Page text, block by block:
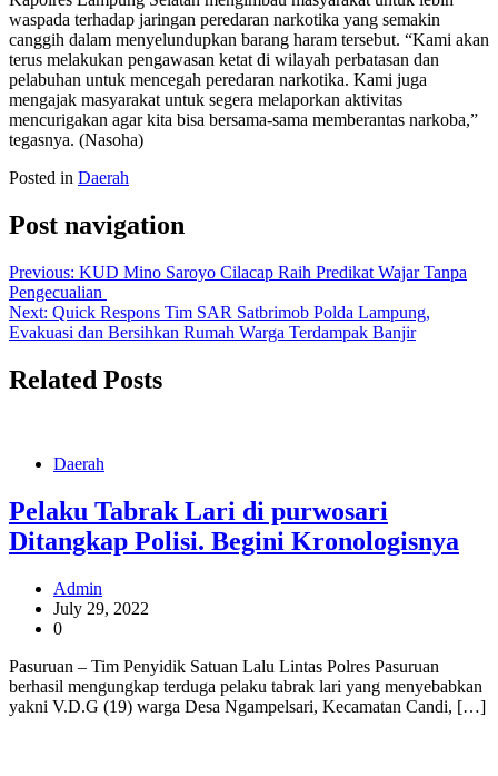
waspada terhadap jaringan peredaran narkotika yang semakin
canggih dalam menyelundupkan barang haram tersebut. “Kami akan
terus melakukan pengawasan ketat di wilayah perbatasan dan
pelabuhan untuk mencegah peredaran narkotika. Kami juga
mengajak masyarakat untuk segera melaporkan aktivitas
mencurigakan agar kita bisa bersama-sama memberantas narkoba,”
tegasnya. (Nasoha)
Posted in Daerah
Post navigation
Previous: KUD Mino Saroyo Cilacap Raih Predikat Wajar Tanpa
Pengecualian
Next: Quick Respons Tim SAR Satbrimob Polda Lampung,
Evakuasi dan Bersihkan Rumah Warga Terdampak Banjir
Related Posts
Daerah
Pelaku Tabrak Lari di purwosari
Ditangkap Polisi. Begini Kronologisnya
Admin
July 29, 2022
0
Pasuruan – Tim Penyidik Satuan Lalu Lintas Polres Pasuruan
berhasil mengungkap terduga pelaku tabrak lari yang menyebabkan
yakni V.D.G (19) warga Desa Ngampelsari, Kecamatan Candi, […]